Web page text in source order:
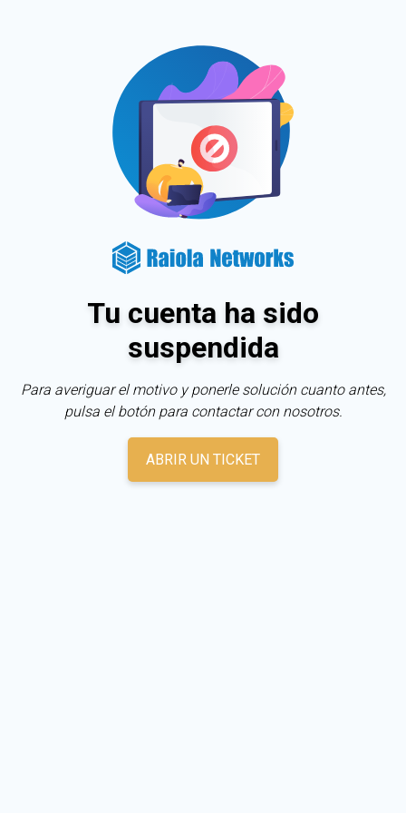
Tu cuenta ha sido
suspendida
Para averiguar el motivo y ponerle solución cuanto antes,
pulsa el botón para contactar con nosotros.
ABRIR UN TICKET